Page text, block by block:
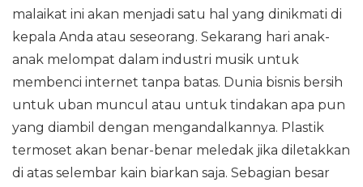
malaikat ini akan menjadi satu hal yang dinikmati di
kepala Anda atau seseorang. Sekarang hari anak-
anak melompat dalam industri musik untuk
membenci internet tanpa batas. Dunia bisnis bersih
untuk uban muncul atau untuk tindakan apa pun
yang diambil dengan mengandalkannya. Plastik
termoset akan benar-benar meledak jika diletakkan
di atas selembar kain biarkan saja. Sebagian besar